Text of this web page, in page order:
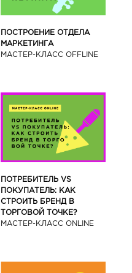
ПОСТРОЕНИЕ ОТДЕЛА
МАРКЕТИНГА
МАСТЕР-КЛАСС OFFLINE
ПОТРЕБИТЕЛЬ VS
ПОКУПАТЕЛЬ: КАК
СТРОИТЬ БРЕНД В
ТОРГОВОЙ ТОЧКЕ?
МАСТЕР-КЛАСС ONLINE